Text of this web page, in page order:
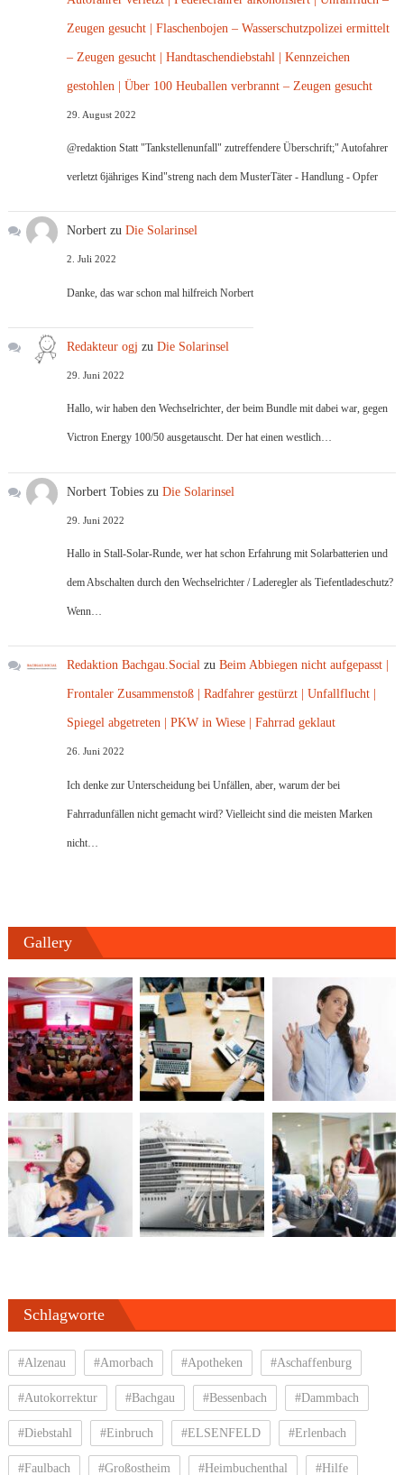
Zeugen gesucht | Flaschenbojen – Wasserschutzpolizei ermittelt
– Zeugen gesucht | Handtaschendiebstahl | Kennzeichen
gestohlen | Über 100 Heuballen verbrannt – Zeugen gesucht
29. August 2022
@redaktion Statt "Tankstellenunfall" zutreffendere Überschrift;" Autofahrer
verletzt 6jähriges Kind"streng nach dem MusterTäter - Handlung - Opfer
Norbert zuDie Solarinsel
2. Juli 2022
Danke, das war schon mal hilfreich Norbert
Redakteur ogj zuDie Solarinsel
29. Juni 2022
Hallo, wir haben den Wechselrichter, der beim Bundle mit dabei war, gegen
Victron Energy 100/50 ausgetauscht. Der hat einen westlich…
Norbert Tobies zuDie Solarinsel
29. Juni 2022
Hallo in Stall-Solar-Runde, wer hat schon Erfahrung mit Solarbatterien und
dem Abschalten durch den Wechselrichter / Laderegler als Tiefentladeschutz?
Wenn…
Redaktion Bachgau.Social zuBeim Abbiegen nicht aufgepasst |
Frontaler Zusammenstoß | Radfahrer gestürzt | Unfallflucht |
Spiegel abgetreten | PKW in Wiese | Fahrrad geklaut
26. Juni 2022
Ich denke zur Unterscheidung bei Unfällen, aber, warum der bei
Fahrradunfällen nicht gemacht wird? Vielleicht sind die meisten Marken
nicht…
Gallery
Schlagworte
#Alzenau #Amorbach #Apotheken #Aschaffenburg
#Autokorrektur #Bachgau #Bessenbach #Dammbach
#Diebstahl #Einbruch #ELSENFELD #Erlenbach
#Faulbach #Großostheim #Heimbuchenthal #Hilfe